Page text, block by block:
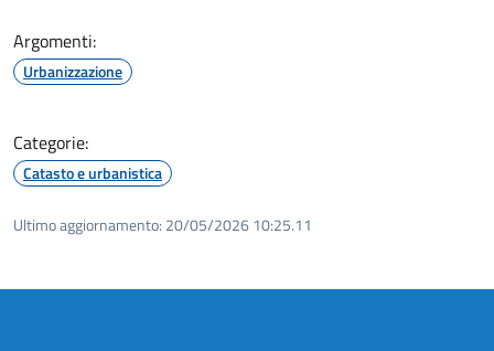
Argomenti:
Urbanizzazione
Categorie:
Catasto e urbanistica
Ultimo aggiornamento: 20/05/2026 10:25.11